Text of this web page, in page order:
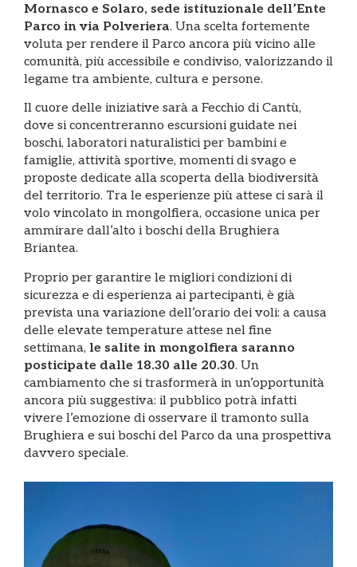
Mornasco e Solaro, sede istituzionale dell’Ente
Parco in via Polveriera. Una scelta fortemente
voluta per rendere il Parco ancora più vicino alle
comunità, più accessibile e condiviso, valorizzando il
legame tra ambiente, cultura e persone.
Il cuore delle iniziative sarà a Fecchio di Cantù,
dove si concentreranno escursioni guidate nei
boschi, laboratori naturalistici per bambini e
famiglie, attività sportive, momenti di svago e
proposte dedicate alla scoperta della biodiversità
del territorio. Tra le esperienze più attese ci sarà il
volo vincolato in mongolfiera, occasione unica per
ammirare dall’alto i boschi della Brughiera
Briantea.
Proprio per garantire le migliori condizioni di
sicurezza e di esperienza ai partecipanti, è già
prevista una variazione dell’orario dei voli: a causa
delle elevate temperature attese nel fine
settimana, le salite in mongolfiera saranno
posticipate dalle 18.30 alle 20.30. Un
cambiamento che si trasformerà in un’opportunità
ancora più suggestiva: il pubblico potrà infatti
vivere l’emozione di osservare il tramonto sulla
Brughiera e sui boschi del Parco da una prospettiva
davvero speciale.